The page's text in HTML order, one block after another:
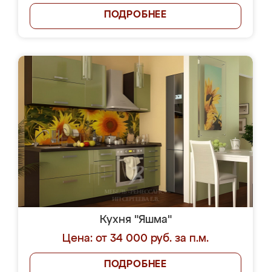
ПОДРОБНЕЕ
Кухня "Яшма"
Цена: от 34 000 руб. за п.м.
ПОДРОБНЕЕ